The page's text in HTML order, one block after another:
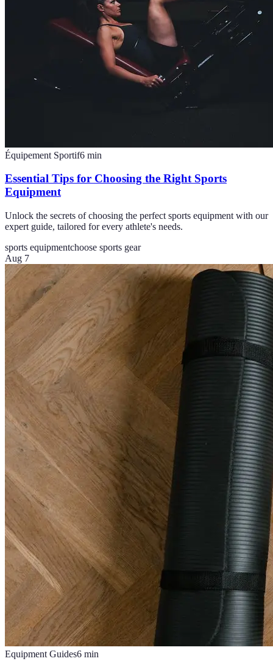
Équipement Sportif6 min
Essential Tips for Choosing the Right Sports
Equipment
Unlock the secrets of choosing the perfect sports equipment with our
expert guide, tailored for every athlete's needs.
sports equipmentchoose sports gear
Aug 7
Equipment Guides6 min